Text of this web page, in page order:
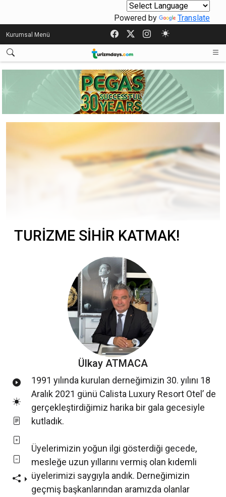
Powered by Translate
Kurumsal Menü
TURİZME SİHİR KATMAK!
Ülkay ATMACA
1991 yılında kurulan derneğimizin 30. yılını 18
Aralık 2021 günü Calista Luxury Resort Otel’ de
gerçekleştirdiğimiz harika bir gala gecesiyle
kutladık.
Üyelerimizin yoğun ilgi gösterdiği gecede,
mesleğe uzun yıllarını vermiş olan kıdemli
üyelerimizi saygıyla andık. Derneğimizin
geçmiş başkanlarından aramızda olanlar